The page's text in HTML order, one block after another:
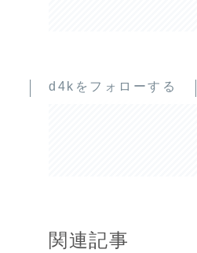
d4kをフォローする
関連記事